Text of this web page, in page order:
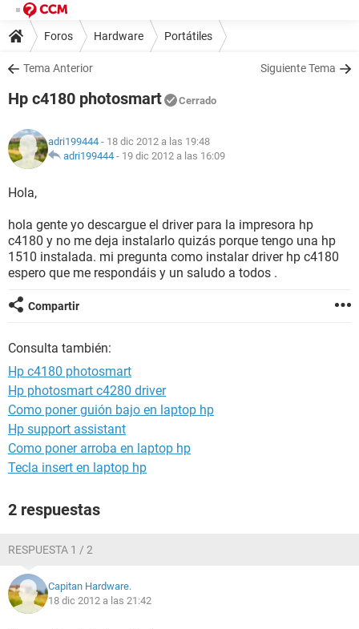
Foros Hardware Portátiles
Tema Anterior Siguiente Tema
Hp c4180 photosmart Cerrado
adri199444 - 18 dic 2012 a las 19:48
adri199444 - 19 dic 2012 a las 16:09
Hola,
hola gente yo descargue el driver para la impresora hp
c4180 y no me deja instalarlo quizás porque tengo una hp
1510 instalada. mi pregunta como instalar driver hp c4180
espero que me respondáis y un saludo a todos .
Compartir
Consulta también:
Hp c4180 photosmart
Hp photosmart c4280 driver
Como poner guión bajo en laptop hp
Hp support assistant
Como poner arroba en laptop hp
Tecla insert en laptop hp
2 respuestas
RESPUESTA 1 / 2
Capitan Hardware.
18 dic 2012 a las 21:42